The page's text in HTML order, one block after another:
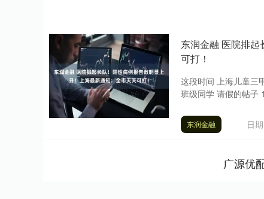
东润金融 医院排
可打！
这段时间 上海儿童三
班级同学 请假的帖子
东润金融 日
广源优